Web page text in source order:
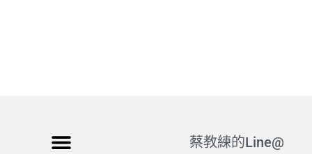
蔡教練的Line@